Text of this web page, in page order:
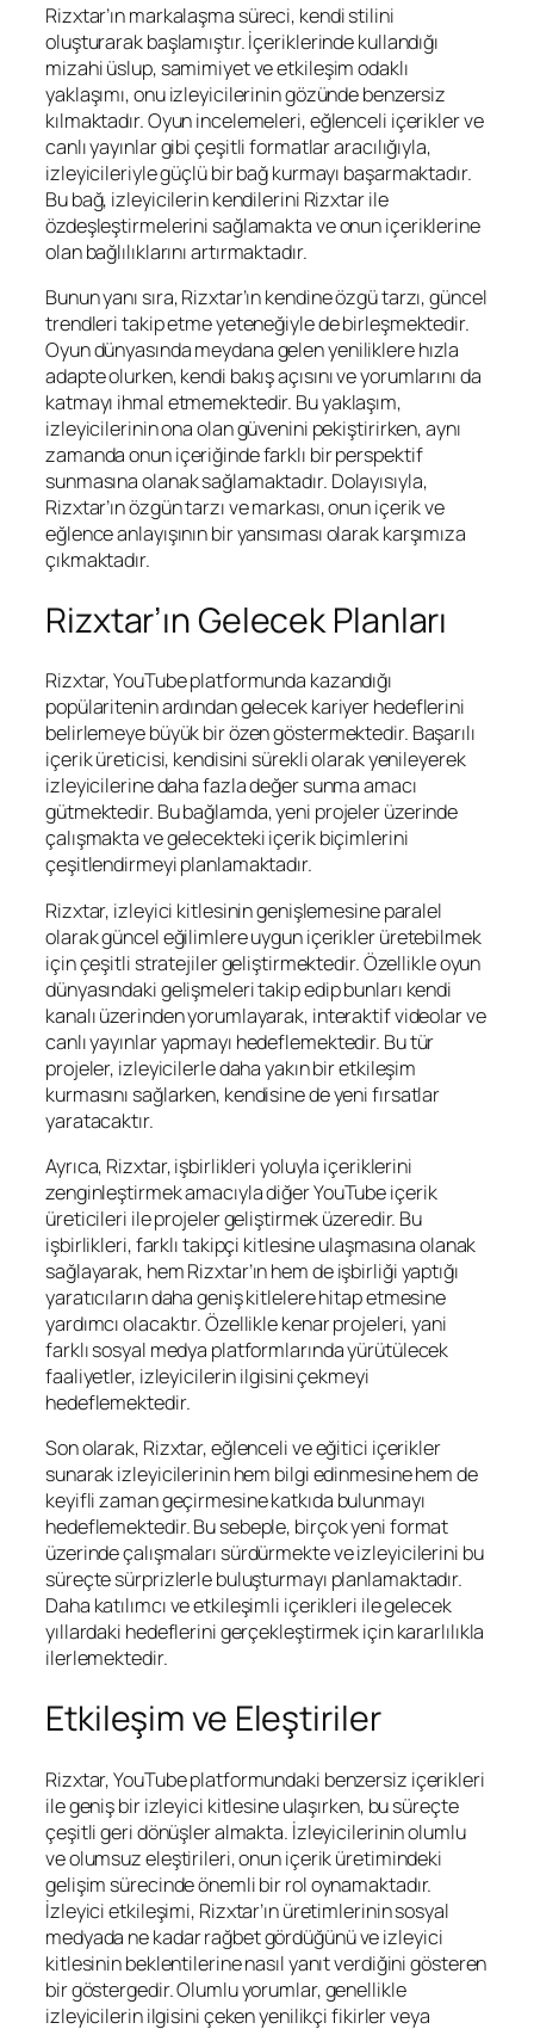
Rizxtar’ın markalaşma süreci, kendi stilini
oluşturarak başlamıştır. İçeriklerinde kullandığı
mizahi üslup, samimiyet ve etkileşim odaklı
yaklaşımı, onu izleyicilerinin gözünde benzersiz
kılmaktadır. Oyun incelemeleri, eğlenceli içerikler ve
canlı yayınlar gibi çeşitli formatlar aracılığıyla,
izleyicileriyle güçlü bir bağ kurmayı başarmaktadır.
Bu bağ, izleyicilerin kendilerini Rizxtar ile
özdeşleştirmelerini sağlamakta ve onun içeriklerine
olan bağlılıklarını artırmaktadır.
Bunun yanı sıra, Rizxtar’ın kendine özgü tarzı, güncel
trendleri takip etme yeteneğiyle de birleşmektedir.
Oyun dünyasında meydana gelen yeniliklere hızla
adapte olurken, kendi bakış açısını ve yorumlarını da
katmayı ihmal etmemektedir. Bu yaklaşım,
izleyicilerinin ona olan güvenini pekiştirirken, aynı
zamanda onun içeriğinde farklı bir perspektif
sunmasına olanak sağlamaktadır. Dolayısıyla,
Rizxtar’ın özgün tarzı ve markası, onun içerik ve
eğlence anlayışının bir yansıması olarak karşımıza
çıkmaktadır.
Rizxtar’ın Gelecek Planları
Rizxtar, YouTube platformunda kazandığı
popülaritenin ardından gelecek kariyer hedeflerini
belirlemeye büyük bir özen göstermektedir. Başarılı
içerik üreticisi, kendisini sürekli olarak yenileyerek
izleyicilerine daha fazla değer sunma amacı
gütmektedir. Bu bağlamda, yeni projeler üzerinde
çalışmakta ve gelecekteki içerik biçimlerini
çeşitlendirmeyi planlamaktadır.
Rizxtar, izleyici kitlesinin genişlemesine paralel
olarak güncel eğilimlere uygun içerikler üretebilmek
için çeşitli stratejiler geliştirmektedir. Özellikle oyun
dünyasındaki gelişmeleri takip edip bunları kendi
kanalı üzerinden yorumlayarak, interaktif videolar ve
canlı yayınlar yapmayı hedeflemektedir. Bu tür
projeler, izleyicilerle daha yakın bir etkileşim
kurmasını sağlarken, kendisine de yeni fırsatlar
yaratacaktır.
Ayrıca, Rizxtar, işbirlikleri yoluyla içeriklerini
zenginleştirmek amacıyla diğer YouTube içerik
üreticileri ile projeler geliştirmek üzeredir. Bu
işbirlikleri, farklı takipçi kitlesine ulaşmasına olanak
sağlayarak, hem Rizxtar’ın hem de işbirliği yaptığı
yaratıcıların daha geniş kitlelere hitap etmesine
yardımcı olacaktır. Özellikle kenar projeleri, yani
farklı sosyal medya platformlarında yürütülecek
faaliyetler, izleyicilerin ilgisini çekmeyi
hedeflemektedir.
Son olarak, Rizxtar, eğlenceli ve eğitici içerikler
sunarak izleyicilerinin hem bilgi edinmesine hem de
keyifli zaman geçirmesine katkıda bulunmayı
hedeflemektedir. Bu sebeple, birçok yeni format
üzerinde çalışmaları sürdürmekte ve izleyicilerini bu
süreçte sürprizlerle buluşturmayı planlamaktadır.
Daha katılımcı ve etkileşimli içerikleri ile gelecek
yıllardaki hedeflerini gerçekleştirmek için kararlılıkla
ilerlemektedir.
Etkileşim ve Eleştiriler
Rizxtar, YouTube platformundaki benzersiz içerikleri
ile geniş bir izleyici kitlesine ulaşırken, bu süreçte
çeşitli geri dönüşler almakta. İzleyicilerinin olumlu
ve olumsuz eleştirileri, onun içerik üretimindeki
gelişim sürecinde önemli bir rol oynamaktadır.
İzleyici etkileşimi, Rizxtar’ın üretimlerinin sosyal
medyada ne kadar rağbet gördüğünü ve izleyici
kitlesinin beklentilerine nasıl yanıt verdiğini gösteren
bir göstergedir. Olumlu yorumlar, genellikle
izleyicilerin ilgisini çeken yenilikçi fikirler veya